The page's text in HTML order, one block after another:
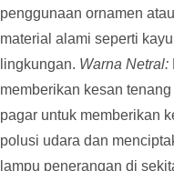
penggunaan ornamen
material alami seperti
lingkungan. Warna Netral:
memberikan kesan
pagar untuk memberikan
polusi udara dan
lampu penerangan di